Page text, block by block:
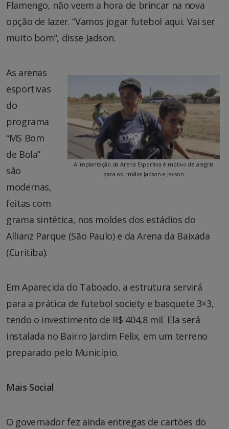
Flamengo, não veem a hora de brincar na nova
opção de lazer. “Vamos jogar futebol aqui. Vai ser
muito bom”, disse Jadson.
A implantação da Arena Esportiva é motivo de alegria
para os irmãos Jadson e Jacson
As arenas
esportivas
do
programa
“MS Bom
de Bola”
são
modernas,
feitas com
grama sintética, nos moldes dos estádios do
Allianz Parque (São Paulo) e da Arena da Baixada
(Curitiba).
Em Aparecida do Taboado, a estrutura servirá
para a prática de futebol society e basquete 3×3,
tendo o investimento de R$ 404,8 mil. Ela será
instalada no Bairro Jardim Felix, em um terreno
preparado pelo Município.
Mais Social
O governador fez ainda entregas de cartões do